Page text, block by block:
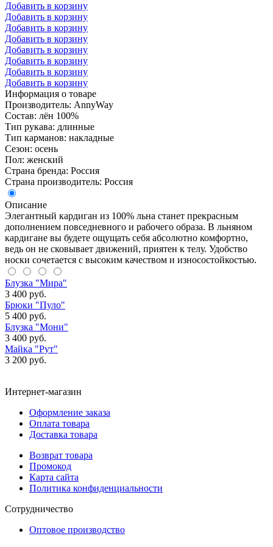
Добавить в корзину
Добавить в корзину
Добавить в корзину
Добавить в корзину
Добавить в корзину
Добавить в корзину
Добавить в корзину
Добавить в корзину
Информация о товаре
Производитель: AnnyWay
Состав: лён 100%
Тип рукава: длинные
Тип карманов: накладные
Сезон: осень
Пол: женский
Страна бренда: Россия
Страна производитель: Россия
Описание
Элегантный кардиган из 100% льна станет прекрасным
дополнением повседневного и рабочего образа. В льняном
кардигане вы будете ощущать себя абсолютно комфортно,
ведь он не сковывает движений, приятен к телу. Удобство
носки сочетается с высоким качеством и износостойкостью.
Блузка "Мира"
3 400 руб.
Брюки "Пуло"
5 400 руб.
Блузка "Мони"
3 400 руб.
Майка "Рут"
3 200 руб.
Интернет-магазин
Оформление заказа
Оплата товара
Доставка товара
Возврат товара
Промокод
Карта сайта
Политика конфиденциальности
Сотрудничество
Оптовое производство